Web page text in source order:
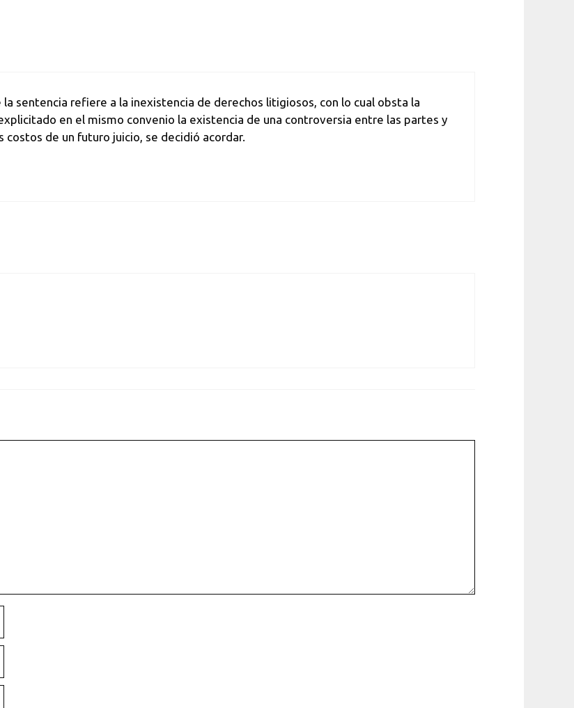
sentencia refiere a la inexistencia de derechos litigiosos, con lo cual obsta la
en el mismo convenio la existencia de una controversia entre las partes y
de un futuro juicio, se decidió acordar.